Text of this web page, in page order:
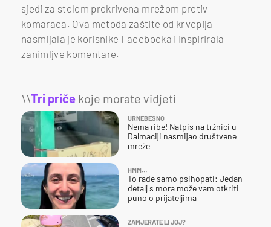
sjedi za stolom prekrivena mrežom protiv
komaraca. Ova metoda zaštite od krvopija
nasmijala je korisnike Facebooka i inspirirala
zanimljve komentare.
\\Tri priče koje morate vidjeti
URNEBESNO
Nema ribe! Natpis na tržnici u
Dalmaciji nasmijao društvene
mreže
HMM…
To rade samo psihopati: Jedan
detalj s mora može vam otkriti
puno o prijateljima
ZAMJERATE LI JOJ?